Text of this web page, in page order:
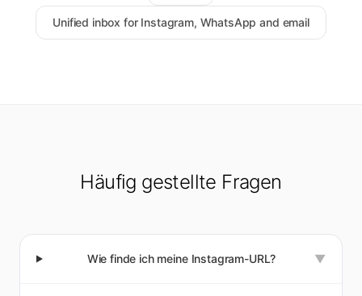
Unified inbox for Instagram, WhatsApp and email
Häufig gestellte Fragen
Wie finde ich meine Instagram-URL? ▼